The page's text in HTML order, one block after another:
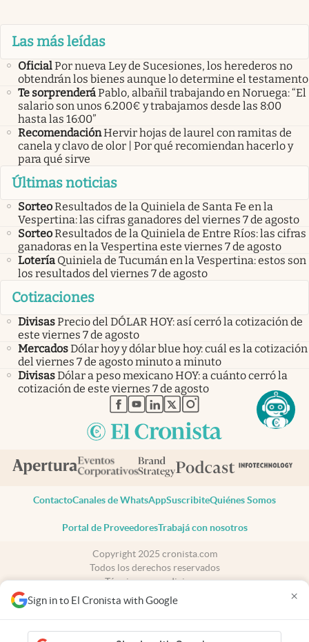
Sign in to El Cronista with Google ×
Las más leídas
OficialPor nueva Ley de Sucesiones, los herederos no
obtendrán los bienes aunque lo determine el testamento
Te sorprenderáPablo, albañil trabajando en Noruega: “El
salario son unos 6.200€ y trabajamos desde las 8:00
hasta las 16:00”
RecomendaciónHervir hojas de laurel con ramitas de
canela y clavo de olor | Por qué recomiendan hacerlo y
para qué sirve
Últimas noticias
SorteoResultados de la Quiniela de Santa Fe en la
Vespertina: las cifras ganadores del viernes 7 de agosto
SorteoResultados de la Quiniela de Entre Ríos: las cifras
ganadoras en la Vespertina este viernes 7 de agosto
Lotería Quiniela de Tucumán en la Vespertina: estos son
los resultados del viernes 7 de agosto
Cotizaciones
DivisasPrecio del DÓLAR HOY: así cerró la cotización de
este viernes 7 de agosto
MercadosDólar hoy y dólar blue hoy: cuál es la cotización
del viernes 7 de agosto minuto a minuto
DivisasDólar a peso mexicano HOY: a cuánto cerró la
cotización de este viernes 7 de agosto
abre en nueva pestaña
abre en nueva pestaña
abre en nueva pestaña
abre en nueva pestaña
abre en nueva pestaña
ContactoCanales de WhatsAppSuscribiteQuiénes Somos
Portal de ProveedoresTrabajá con nosotros
Copyright 2025 cronista.com
Todos los derechos reservados
Términos y condiciones
Privacidad
Consentimiento